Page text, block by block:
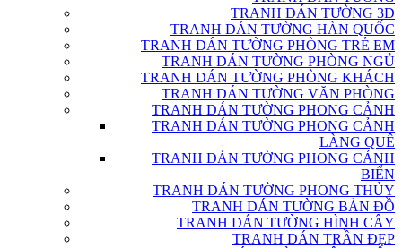
TRANH DÁN TƯỜNG 3D
TRANH DÁN TƯỜNG HÀN QUỐC
TRANH DÁN TƯỜNG PHÒNG TRẺ EM
TRANH DÁN TƯỜNG PHÒNG NGỦ
TRANH DÁN TƯỜNG PHÒNG KHÁCH
TRANH DÁN TƯỜNG VĂN PHÒNG
TRANH DÁN TƯỜNG PHONG CẢNH
TRANH DÁN TƯỜNG PHONG CẢNH
LÀNG QUÊ
TRANH DÁN TƯỜNG PHONG CẢNH
BIỂN
TRANH DÁN TƯỜNG PHONG THỦY
TRANH DÁN TƯỜNG BẢN ĐỒ
TRANH DÁN TƯỜNG HÌNH CÂY
TRANH DÁN TRẦN ĐẸP